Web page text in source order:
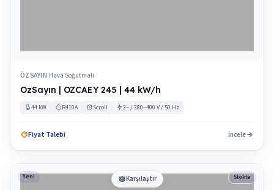
ÖZSAYIN|Hava Soğutmalı
OzSayın | OZCAEY 245 | 44 kW/h
44 kW R410A Scroll 3~ / 380–400 V / 50 Hz
Fiyat Talebi İncele
Karşılaştır
Yeni Stokta